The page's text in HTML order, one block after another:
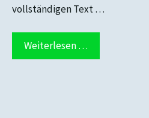
vollständigen Text …
Weiterlesen …